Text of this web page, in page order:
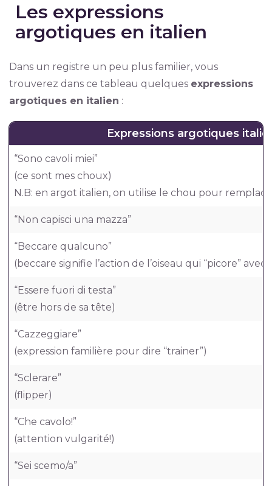
Les expressions
argotiques en italien
Dans un registre un peu plus familier, vous
trouverez dans ce tableau quelques expressions
argotiques en italien :
Expressions argotiques
“Sono cavoli miei”
(ce sont mes choux)
N.B: en argot italien, on utilise le chou pour
“Non capisci una mazza”
“Beccare qualcuno”
(beccare signifie l’action de l’oiseau qui “picore” avec
“Essere fuori di testa”
(être hors de sa tête)
“Cazzeggiare”
(expression familière pour dire “trainer”)
“Sclerare”
(flipper)
“Che cavolo!”
(attention vulgarité!)
“Sei scemo/a”